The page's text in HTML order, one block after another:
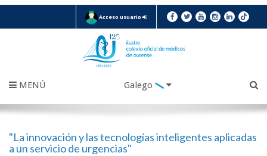
Acceso usuario
MENÚ Galego
"La innovación y las tecnologías inteligentes aplicadas
a un servicio de urgencias"